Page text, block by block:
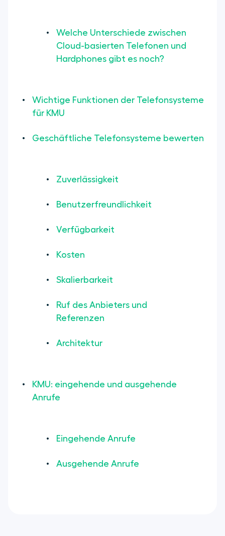
Welche Unterschiede zwischen
Cloud-basierten Telefonen und
Hardphones gibt es noch?
Wichtige Funktionen der Telefonsysteme
für KMU
Geschäftliche Telefonsysteme bewerten
Zuverlässigkeit
Benutzerfreundlichkeit
Verfügbarkeit
Kosten
Skalierbarkeit
Ruf des Anbieters und
Referenzen
Architektur
KMU: eingehende und ausgehende
Anrufe
Eingehende Anrufe
Ausgehende Anrufe